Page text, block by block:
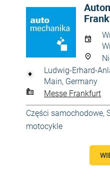
Ludwig-Erhard-
Main, Germany
Messe Frankfurt
Części samochodowe,
motocykle